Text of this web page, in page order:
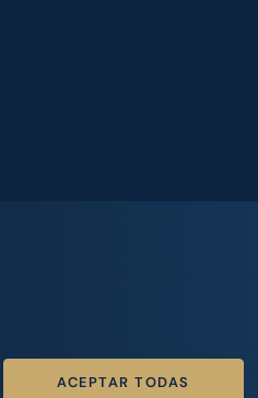
· Nº Registro Banco de
ACEPTAR TODAS